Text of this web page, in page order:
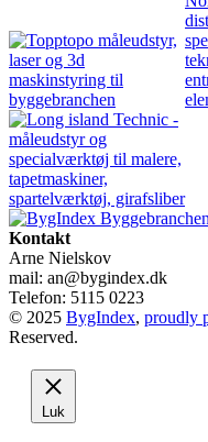
Kontakt
Arne Nielskov
mail: an@bygindex.dk
Telefon: 5115 0223
© 2025 BygIndex, proudly
Reserved.
Luk